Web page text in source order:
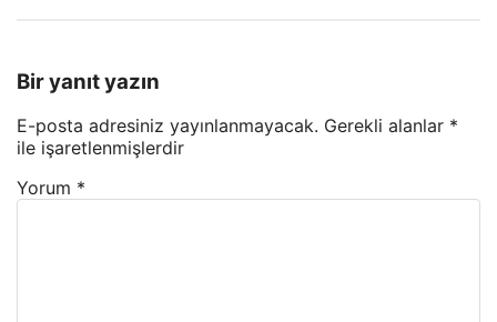
Bir yanıt yazın
E-posta adresiniz yayınlanmayacak. Gerekli alanlar *
ile işaretlenmişlerdir
Yorum *